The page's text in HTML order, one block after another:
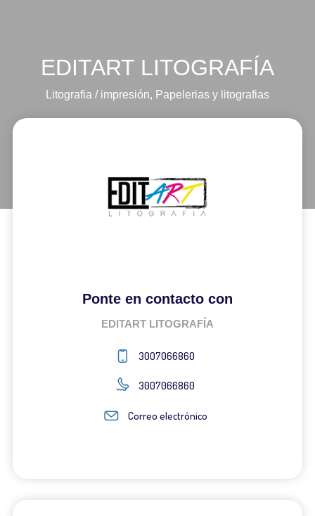
EDITART LITOGRAFÍA
Litografia / impresión, Papelerias y litografias
Ponte en contacto con
EDITART LITOGRAFÍA
3007066860
3007066860
Correo electrónico